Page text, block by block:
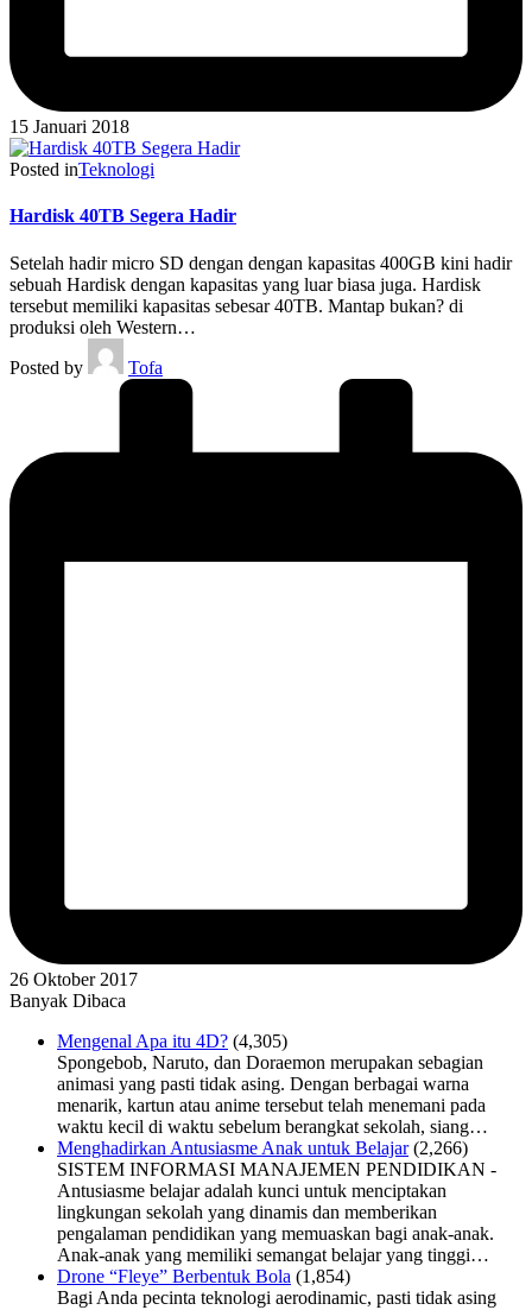
15 Januari 2018
Posted inTeknologi
Hardisk 40TB Segera Hadir
Setelah hadir micro SD dengan dengan kapasitas 400GB kini hadir
sebuah Hardisk dengan kapasitas yang luar biasa juga. Hardisk
tersebut memiliki kapasitas sebesar 40TB. Mantap bukan? di
produksi oleh Western…
Posted by
Tofa
26 Oktober 2017
Banyak Dibaca
Mengenal Apa itu 4D? (4,305)
Spongebob, Naruto, dan Doraemon merupakan sebagian
animasi yang pasti tidak asing. Dengan berbagai warna
menarik, kartun atau anime tersebut telah menemani pada
waktu kecil di waktu sebelum berangkat sekolah, siang…
Menghadirkan Antusiasme Anak untuk Belajar (2,266)
SISTEM INFORMASI MANAJEMEN PENDIDIKAN -
Antusiasme belajar adalah kunci untuk menciptakan
lingkungan sekolah yang dinamis dan memberikan
pengalaman pendidikan yang memuaskan bagi anak-anak.
Anak-anak yang memiliki semangat belajar yang tinggi…
Drone “Fleye” Berbentuk Bola (1,854)
Bagi Anda pecinta teknologi aerodinamic, pasti tidak asing